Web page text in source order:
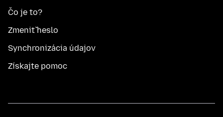
Čo je to?
Zmeniť heslo
Synchronizácia údajov
Získajte pomoc